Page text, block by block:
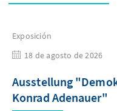
Exposición
18 de agosto de 2026
Ausstellung
Konrad Adenauer"